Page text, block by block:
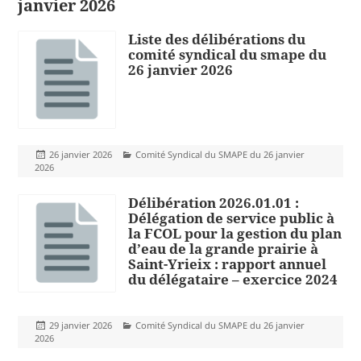
janvier 2026
Liste des délibérations du
comité syndical du smape du
26 janvier 2026
Publié
le
26 janvier 2026 Catégories
Comité Syndical du SMAPE du 26 janvier
2026
Délibération 2026.01.01 :
Délégation de service public à
la FCOL pour la gestion du plan
d’eau de la grande prairie à
Saint-Yrieix : rapport annuel
du délégataire – exercice 2024
Publié
le
29 janvier 2026 Catégories
Comité Syndical du SMAPE du 26 janvier
2026